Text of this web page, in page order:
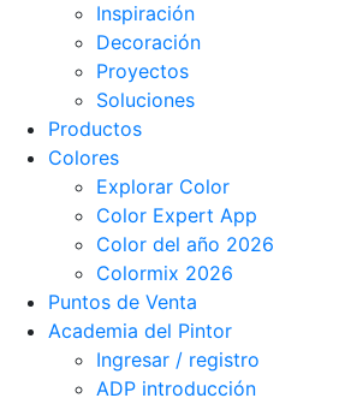
Inspiración
Decoración
Proyectos
Soluciones
Productos
Colores
Explorar Color
Color Expert App
Color del año 2026
Colormix 2026
Puntos de Venta
Academia del Pintor
Ingresar / registro
ADP introducción